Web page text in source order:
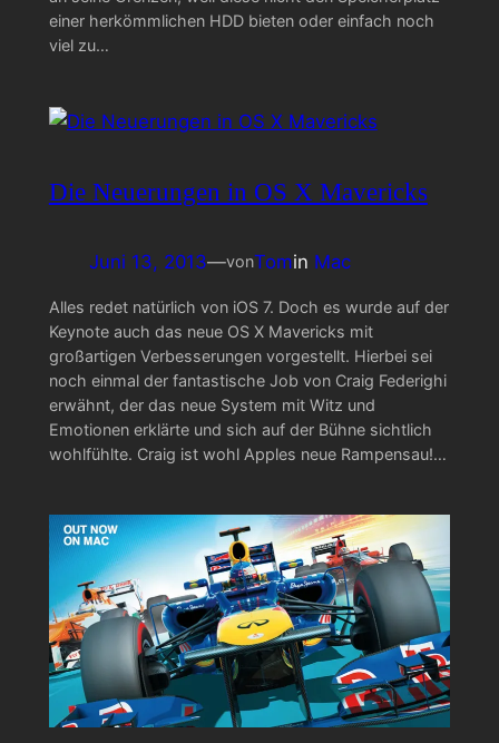
einer herkömmlichen HDD bieten oder einfach noch
viel zu…
Die Neuerungen in OS X Mavericks
Juni 13, 2013—vonTomin Mac
Alles redet natürlich von iOS 7. Doch es wurde auf der
Keynote auch das neue OS X Mavericks mit
großartigen Verbesserungen vorgestellt. Hierbei sei
noch einmal der fantastische Job von Craig Federighi
erwähnt, der das neue System mit Witz und
Emotionen erklärte und sich auf der Bühne sichtlich
wohlfühlte. Craig ist wohl Apples neue Rampensau!…